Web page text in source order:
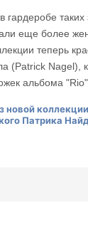
гардеробе
еще более
теперь
(Patrick Nagel),
альбома